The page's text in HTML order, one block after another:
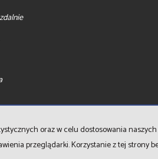
oraz w celu dostosowania
przeglądarki. Korzystanie z tej strony